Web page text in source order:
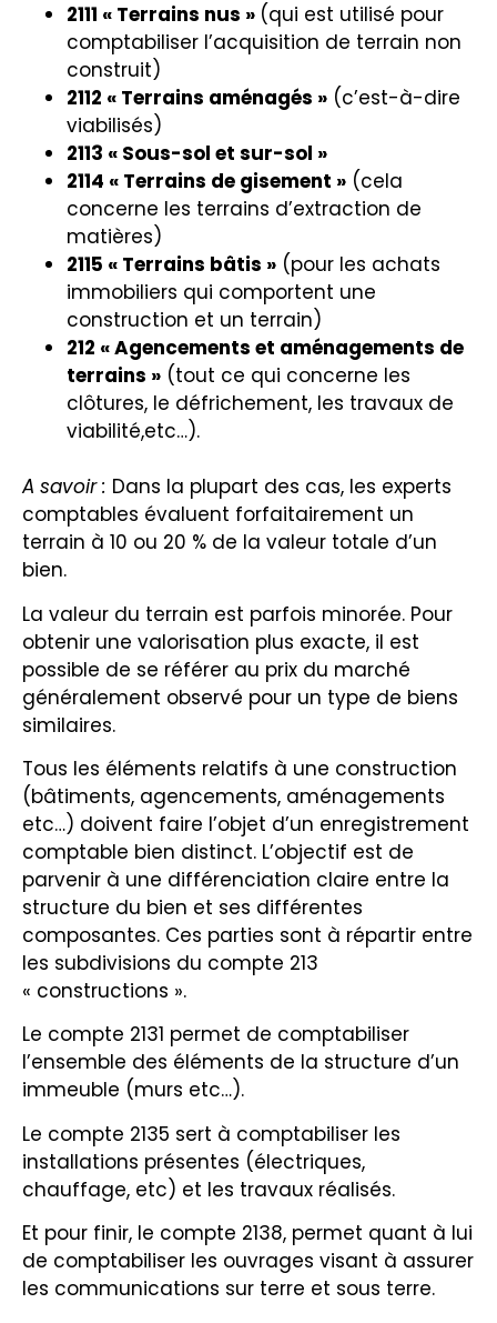
2111 « Terrains nus » (qui est utilisé pour
comptabiliser l’acquisition de terrain non
construit)
2112 « Terrains aménagés » (c’est-à-dire
viabilisés)
2113 « Sous-sol et sur-sol »
2114 « Terrains de gisement » (cela
concerne les terrains d’extraction de
matières)
2115 « Terrains bâtis » (pour les achats
immobiliers qui comportent une
construction et un terrain)
212 « Agencements et aménagements de
terrains » (tout ce qui concerne les
clôtures, le défrichement, les travaux de
viabilité,etc…).
A savoir : Dans la plupart des cas, les experts
comptables évaluent forfaitairement un
terrain à 10 ou 20 % de la valeur totale d’un
bien.
La valeur du terrain est parfois minorée. Pour
obtenir une valorisation plus exacte, il est
possible de se référer au prix du marché
généralement observé pour un type de biens
similaires.
Tous les éléments relatifs à une construction
(bâtiments, agencements, aménagements
etc…) doivent faire l’objet d’un enregistrement
comptable bien distinct. L’objectif est de
parvenir à une différenciation claire entre la
structure du bien et ses différentes
composantes. Ces parties sont à répartir entre
les subdivisions du compte 213
« constructions ».
Le compte 2131 permet de comptabiliser
l’ensemble des éléments de la structure d’un
immeuble (murs etc…).
Le compte 2135 sert à comptabiliser les
installations présentes (électriques,
chauffage, etc) et les travaux réalisés.
Et pour finir, le compte 2138, permet quant à lui
de comptabiliser les ouvrages visant à assurer
les communications sur terre et sous terre.